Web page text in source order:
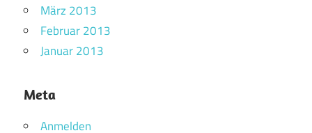
März 2013
Februar 2013
Januar 2013
Meta
Anmelden